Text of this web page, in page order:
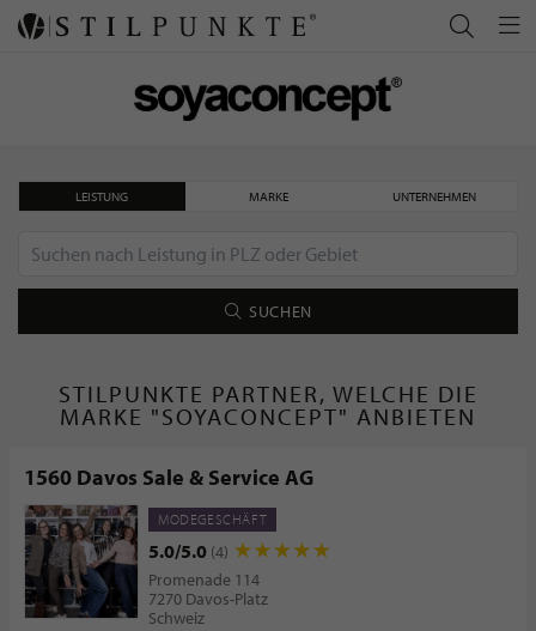
LEISTUNG MARKE UNTERNEHMEN
SUCHEN
STILPUNKTE PARTNER, WELCHE DIE
MARKE "SOYACONCEPT" ANBIETEN
1560 Davos Sale & Service AG
MODEGESCHÄFT
5.0/5.0 (4)
Promenade 114
7270 Davos-Platz
Schweiz